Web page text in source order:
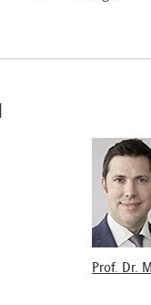
vertraglichen
vertraglichen
Prof. Dr.